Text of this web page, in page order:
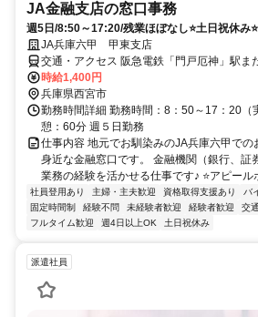
JA金融支店の窓口事務
週5日/8:50～17:20/残業ほぼなし⭐土日祝休み⭐
JA兵庫六甲 甲東支店
交通・アクセス 阪急電鉄「門戸厄神」駅ま
約6分
時給1,400円
兵庫県西宮市
勤務時間詳細 勤務時間：8：50～17：20（
憩：60分 週５日勤務
仕事内容 地元でお馴染みのJA兵庫六甲で
身近な金融窓口です。 金融機関（銀行、証
業務の経験を活かせる仕事です♪ ⭐アピール
社員登用あり 主婦・主夫歓迎 資格取得支援あり バ
固定時間制
経験不問 未経験者歓迎 経験者歓迎 交
フルタイム歓迎
週4日以上OK 土日祝休み
派遣社員